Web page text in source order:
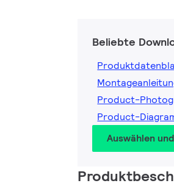
Beliebte
Product-
Product-
Auswählen